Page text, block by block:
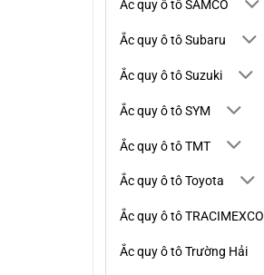
Ắc quy ô tô SAMCO
Ắc quy ô tô Subaru
Ắc quy ô tô Suzuki
Ắc quy ô tô SYM
Ắc quy ô tô TMT
Ắc quy ô tô Toyota
Ắc quy ô tô TRACIMEXCO
Ắc quy ô tô Trường Hải